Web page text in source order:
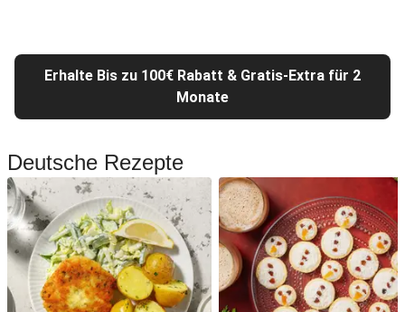
Erhalte Bis zu 100€ Rabatt & Gratis-Extra für 2
Monate
Deutsche Rezepte